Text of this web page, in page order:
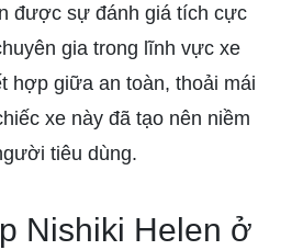
được sự đánh giá tích cực
gia trong lĩnh vực xe
hợp giữa an toàn, thoải mái
xe này đã tạo nên niềm
tiêu dùng.
Nishiki Helen ở